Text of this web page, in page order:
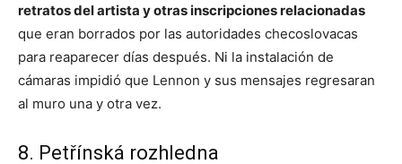
retratos del artista y otras inscripciones relacionadas
que eran borrados por las autoridades checoslovacas
para reaparecer días después. Ni la instalación de
cámaras impidió que Lennon y sus mensajes regresaran
al muro una y otra vez.
8. Petřínská rozhledna